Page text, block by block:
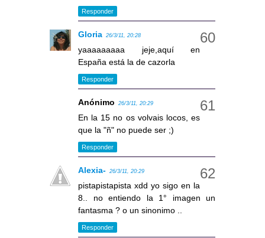
Responder
Gloria 26/3/11, 20:28
yaaaaaaaaa jeje,aquí en
España está la de cazorla
Responder
Anónimo 26/3/11, 20:29
En la 15 no os volvais locos, es
que la "ñ" no puede ser ;)
Responder
Alexia- 26/3/11, 20:29
pistapistapista xdd yo sigo en la
8.. no entiendo la 1° imagen un
fantasma ? o un sinonimo ..
Responder